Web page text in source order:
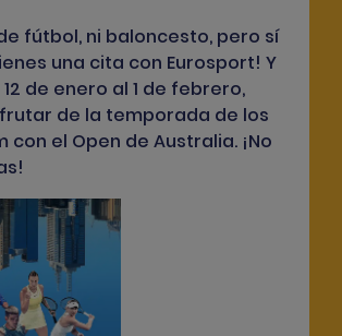
fútbol, ni baloncesto, pero sí
una cita con Eurosport! Y
de enero al 1 de febrero,
de la temporada de los
con el Open de Australia. ¡No